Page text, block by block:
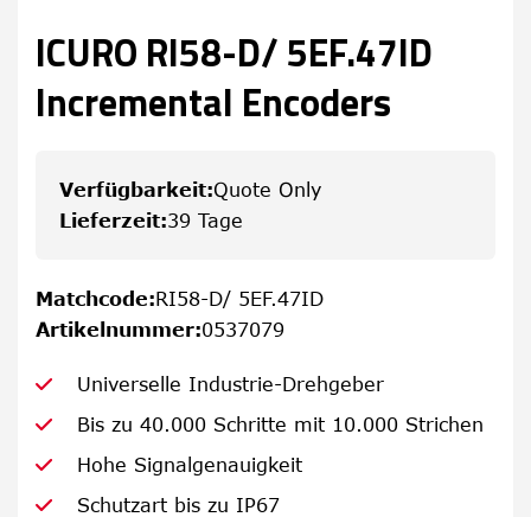
ICURO RI58-D/ 5EF.47ID
Incremental Encoders
Verfügbarkeit:Quote Only
Lieferzeit:39 Tage
Matchcode:RI58-D/ 5EF.47ID
Artikelnummer:0537079
Universelle Industrie-Drehgeber
Bis zu 40.000 Schritte mit 10.000 Strichen
Hohe Signalgenauigkeit
Schutzart bis zu IP67